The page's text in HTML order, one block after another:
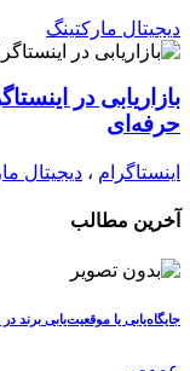
دیجیتال مارکتینگ
بازاریابی در
حرفه‌ای
اینستاگرام ، دیجیتال
آخرین مطالب
جایگاه‌یابی یا موقعیت‌یابی برند